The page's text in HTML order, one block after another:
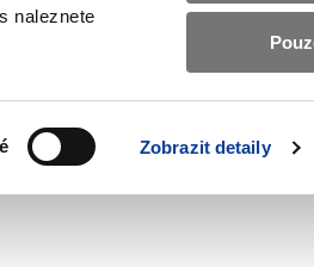
naleznete
Zobrazit detaily
submenu
EU
Seznam podaných žádostí